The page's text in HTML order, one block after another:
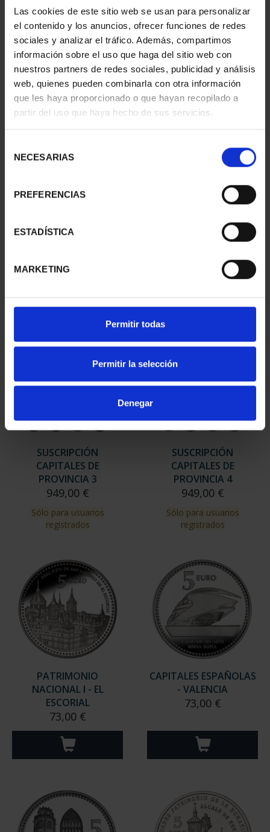
Las cookies de este sitio web se usan para personalizar
el contenido y los anuncios, ofrecer funciones de redes
sociales y analizar el tráfico. Además, compartimos
información sobre el uso que haga del sitio web con
nuestros partners de redes sociales, publicidad y análisis
web, quienes pueden combinarla con otra información
que les haya proporcionado o que hayan recopilado a
partir del uso que haya hecho de sus servicios.
NECESARIAS
PREFERENCIAS
ESTADÍSTICA
MARKETING
Permitir todas
Permitir la selección
Denegar
CAPITALES ESPAÑOLAS
- VITORIA-GASTEIZ
73,00 €
CAPITALES ESPAÑOLAS
- TARRAGONA
73,00 €
SUSCRIPCIÓN
949,00 €
registrados
SUSCRIPCIÓN
CAPITALES DE
949,00 €
registrados
SUSCRIPCIÓN
CAPITALES DE
PROVINCIA 3
949,00 €
Sólo para usuarios
registrados
SUSCRIPCIÓN
CAPITALES DE
PROVINCIA 4
949,00 €
Sólo para usuarios
registrados
PATRIMONIO
NACIONAL I - EL
ESCORIAL
73,00 €
CAPITALES ESPAÑOLAS
- VALENCIA
73,00 €